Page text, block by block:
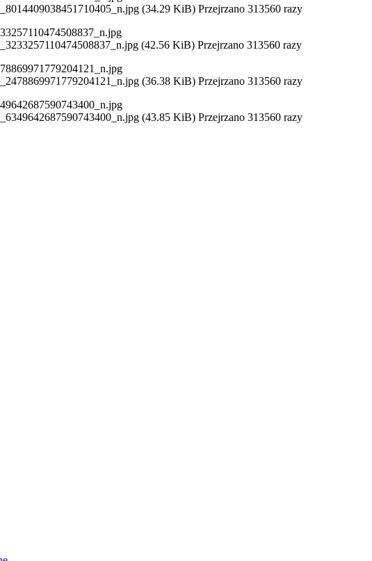
(34.29 KiB) Przejrzano 313560 razy
(42.56 KiB) Przejrzano 313560 razy
(36.38 KiB) Przejrzano 313560 razy
(43.85 KiB) Przejrzano 313560 razy